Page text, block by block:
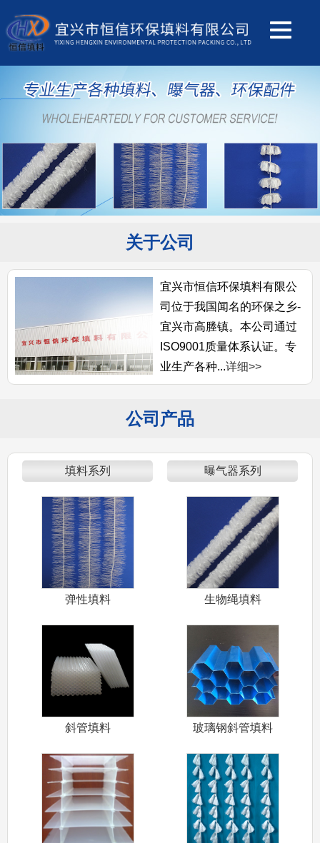
关于公司
宜兴市恒信环保填料有限公
司位于我国闻名的环保之乡-
宜兴市高塍镇。本公司通过
ISO9001质量体系认证。专
业生产各种...详细>>
公司产品
填料系列 曝气器系列
弹性填料 生物绳填料
斜管填料 玻璃钢斜管填料